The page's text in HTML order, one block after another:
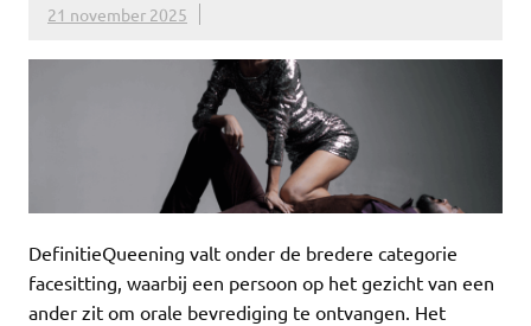
21 november 2025
DefinitieQueening valt onder de bredere categorie
facesitting, waarbij een persoon op het gezicht van een
ander zit om orale bevrediging te ontvangen. Het